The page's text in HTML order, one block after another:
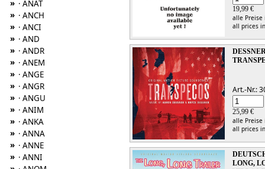
» · ANAT
» · ANCH
» · ANCI
» · AND
» · ANDR
» · ANEM
» · ANGE
» · ANGR
» · ANGU
» · ANIM
» · ANKA
» · ANNA
» · ANNE
» · ANNI
19,99 €
alle
all prices
Art.-Nr.:
25,99 €
alle
all prices
LONG,